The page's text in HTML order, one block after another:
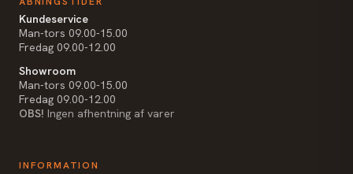
Kundeservice
Man-tors 09.00-15.00
Fredag 09.00-12.00
Showroom
Man-tors 09.00-15.00
Fredag 09.00-12.00
OBS! Ingen afhentning af varer
INFORMATION